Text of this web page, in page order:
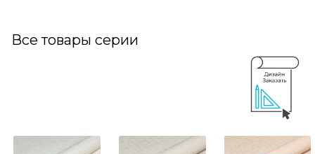
Все товары серии